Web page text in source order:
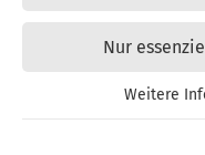
Nur
Essenzielle Cookies
Weitere